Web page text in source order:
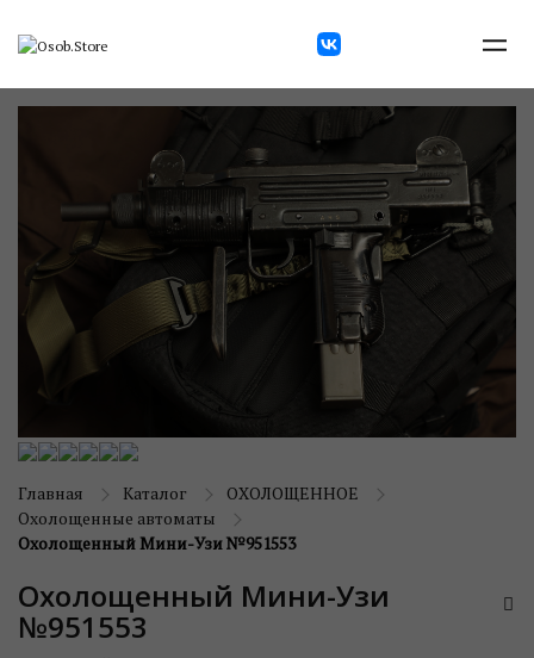
Главная Каталог
ОХОЛОЩЕННОЕ
Охолощенные автоматы
Охолощенный Мини-Узи №951553
Охолощенный Мини-Узи
№951553